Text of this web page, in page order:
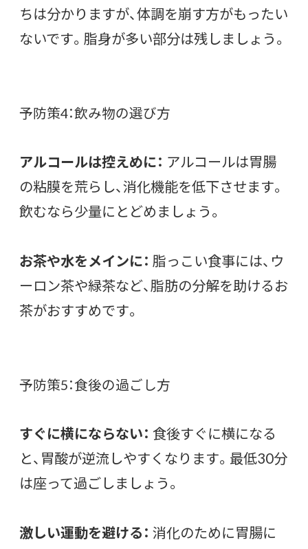
ちは分かりますが、体調を崩す方がもったい
ないです。脂身が多い部分は残しましょう。
予防策4：飲み物の選び方
アルコールは控えめに： アルコールは胃腸
の粘膜を荒らし、消化機能を低下させます。
飲むなら少量にとどめましょう。
お茶や水をメインに： 脂っこい食事には、ウ
ーロン茶や緑茶など、脂肪の分解を助けるお
茶がおすすめです。
予防策5：食後の過ごし方
すぐに横にならない： 食後すぐに横になる
と、胃酸が逆流しやすくなります。最低30分
は座って過ごしましょう。
激しい運動を避ける： 消化のために胃腸に